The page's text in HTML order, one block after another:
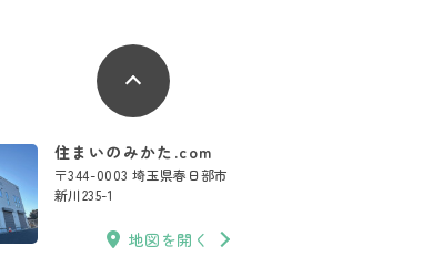
住まいのみかた.com
〒344-0003 埼玉県春日部市
新川235-1
地図を開く